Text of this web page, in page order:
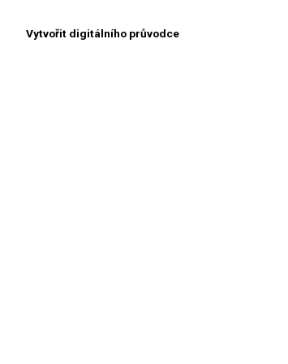
Vytvořit digitálního průvodce